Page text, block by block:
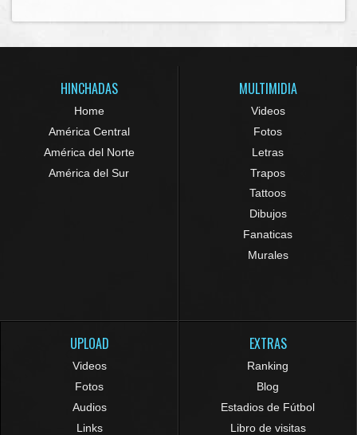
HINCHADAS
Home
América Central
América del Norte
América del Sur
MULTIMIDIA
Videos
Fotos
Letras
Trapos
Tattoos
Dibujos
Fanaticas
Murales
UPLOAD
Videos
Fotos
Audios
Links
EXTRAS
Ranking
Blog
Estadios de Fútbol
Libro de visitas